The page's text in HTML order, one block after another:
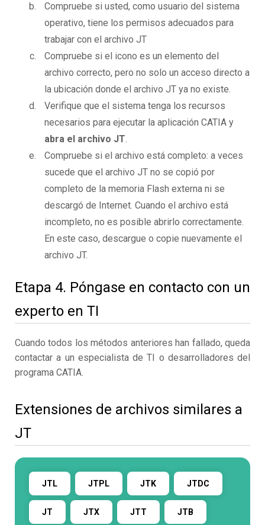
Compruebe si usted, como usuario del sistema
operativo, tiene los permisos adecuados para
trabajar con el archivo JT
Compruebe si el icono es un elemento del
archivo correcto, pero no solo un acceso directo a
la ubicación donde el archivo JT ya no existe.
Verifique que el sistema tenga los recursos
necesarios para ejecutar la aplicación CATIA y
abra el archivo JT.
Compruebe si el archivo está completo: a veces
sucede que el archivo JT no se copió por
completo de la memoria Flash externa ni se
descargó de Internet. Cuando el archivo está
incompleto, no es posible abrirlo correctamente.
En este caso, descargue o copie nuevamente el
archivo JT.
Etapa 4. Póngase en contacto con un
experto en TI
Cuando todos los métodos anteriores han fallado, queda
contactar a un especialista de TI o desarrolladores del
programa CATIA.
Extensiones de archivos similares a
JT
JTL JTPL JTK JTDC
JT JTX JTT JTB